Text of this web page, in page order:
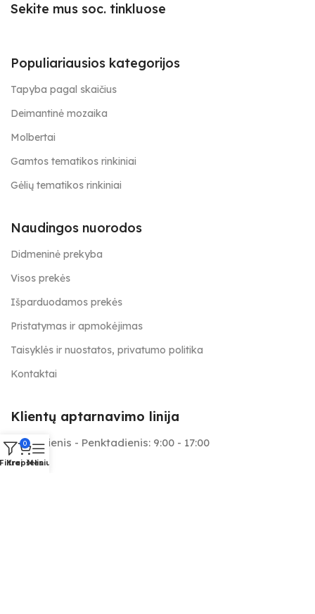
Sekite mus soc. tinkluose
Populiariausios kategorijos
Tapyba pagal skaičius
Deimantinė mozaika
Molbertai
Gamtos tematikos rinkiniai
Gėlių tematikos rinkiniai
Naudingos nuorodos
Didmeninė prekyba
Visos prekės
Išparduodamos prekės
Pristatymas ir apmokėjimas
Taisyklės ir nuostatos, privatumo politika
Kontaktai
Klientų aptarnavimo linija
Pirmadienis - Penktadienis: 9:00 - 17:00
0
Krepšelis
Meniu